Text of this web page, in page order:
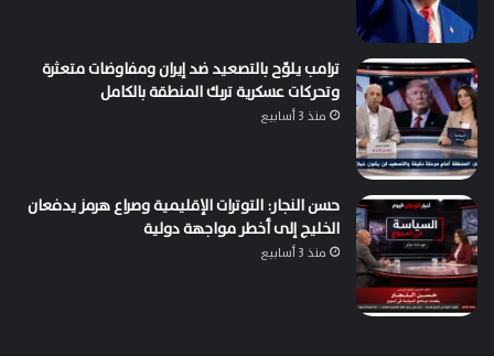
ترامب يلوّح بالتصعيد ضد إيران ومفاوضات متعثرة
وتحركات عسكرية تربك المنطقة بالكامل
منذ 3 أسابيع
حسن النجار: التوترات الإقليمية وصراع هرمز يدفعان
الخليج إلى أخطر مواجهة دولية
منذ 3 أسابيع